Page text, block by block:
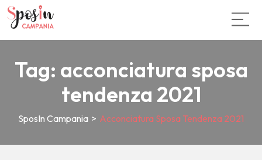
Tag: acconciatura sposa
tendenza 2021
SposIn Campania > Acconciatura Sposa Tendenza 2021